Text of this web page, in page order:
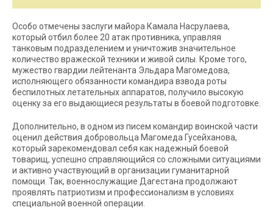
Особо отмечены заслуги майора Камала Насрулаева,
который отбил более 20 атак противника, управляя
танковым подразделением и уничтожив значительное
количество вражеской техники и живой силы. Кроме того,
мужество гвардии лейтенанта Эльдара Магомедова,
исполняющего обязанности командира взвода роты
беспилотных летательных аппаратов, получило высокую
оценку за его выдающиеся результаты в боевой подготовке.
Дополнительно, в одном из писем командир воинской части
оценил действия добровольца Магомеда Гусейханова,
который зарекомендовал себя как надежный боевой
товарищ, успешно справляющийся со сложными ситуациями
и активно участвующий в организации гуманитарной
помощи. Так, военнослужащие Дагестана продолжают
проявлять патриотизм и профессионализм в условиях
специальной военной операции.